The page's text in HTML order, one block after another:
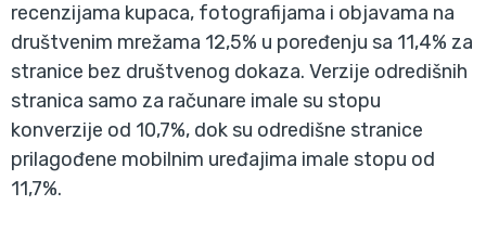
recenzijama kupaca, fotografijama i objavama na
društvenim mrežama 12,5% u poređenju sa 11,4% za
stranice bez društvenog dokaza. Verzije odredišnih
stranica samo za računare imale su stopu
konverzije od 10,7%, dok su odredišne stranice
prilagođene mobilnim uređajima imale stopu od
11,7%.